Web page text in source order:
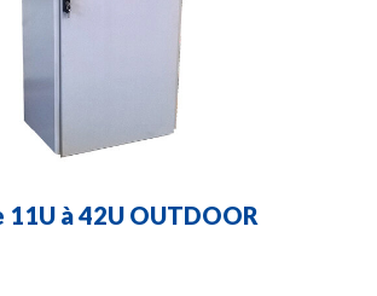
11U à 42U OUTDOOR